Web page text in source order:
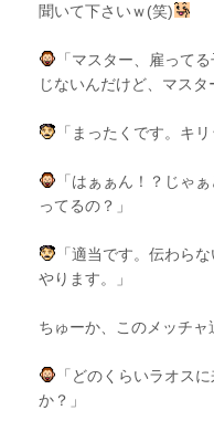
聞いて下さいｗ(笑)
「マスター、雇って
じないんだけど、マスタ
「まったくです。キリ
「はぁぁん！？じゃ
ってるの？」
「適当です。伝わら
やります。」
ちゅーか、このメッチ
「どのくらいラオス
か？」